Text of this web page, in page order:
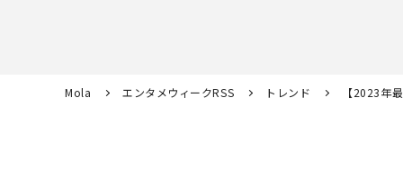
Mola エンタメウィークRSS トレンド 【2023年